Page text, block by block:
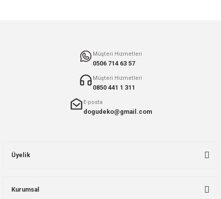
Müşteri Hizmetleri
0506 714 63 57
Müşteri Hizmetleri
0850 441 1 311
E-posta
dogudeko@gmail.com
Üyelik
Kurumsal